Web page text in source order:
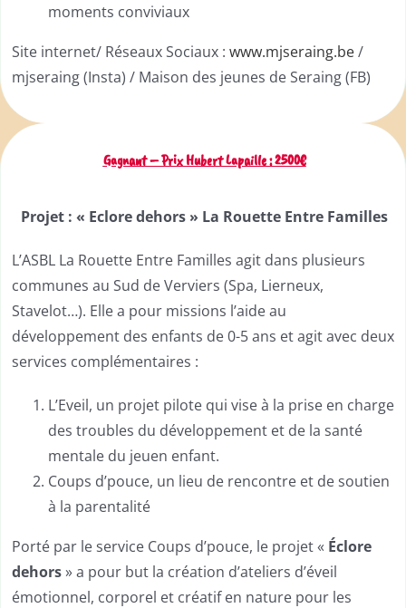
moments conviviaux
Site internet/ Réseaux Sociaux : www.mjseraing.be/
mjseraing (Insta) / Maison des jeunes de Seraing (FB)
Gagnant – Prix Hubert Lapaille : 2500€
Projet : « Eclore dehors » La Rouette Entre Familles
L’ASBL La Rouette Entre Familles agit dans plusieurs
communes au Sud de Verviers (Spa, Lierneux,
Stavelot…). Elle a pour missions l’aide au
développement des enfants de 0-5 ans et agit avec deux
services complémentaires :
L’Eveil, un projet pilote qui vise à la prise en charge
des troubles du développement et de la santé
mentale du jeuen enfant.
Coups d’pouce, un lieu de rencontre et de soutien
à la parentalité
Porté par le service Coups d’pouce, le projet « Éclore
dehors» a pour but la création d’ateliers d’éveil
émotionnel, corporel et créatif en nature pour les